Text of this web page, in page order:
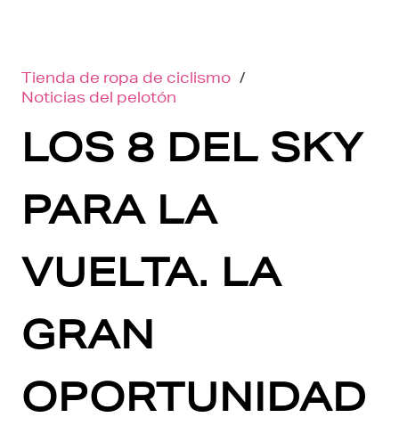
Tienda de ropa de ciclismo /
Noticias del pelotón
LOS 8 DEL SKY
PARA LA
VUELTA. LA
GRAN
OPORTUNIDAD